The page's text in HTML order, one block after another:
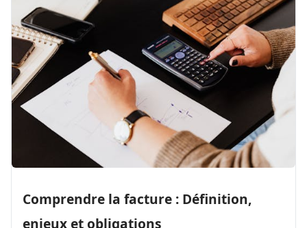
Comprendre la facture : Définition,
enjeux et obligations